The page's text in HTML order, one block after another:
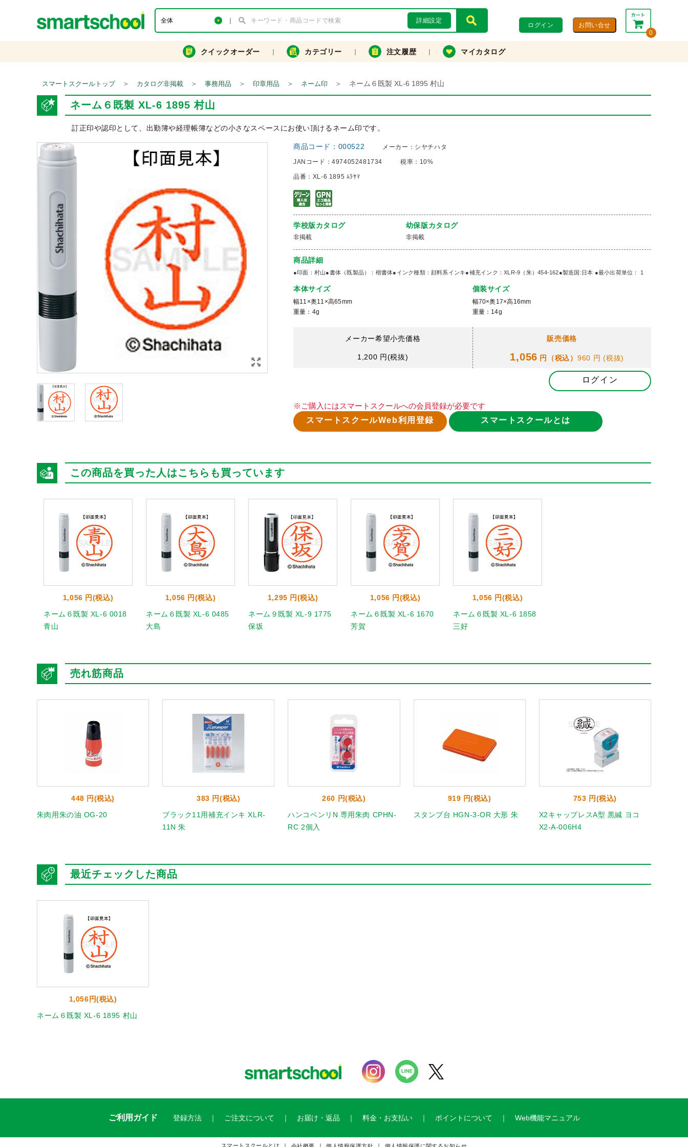
詳細設定
ログイン
0
合計： 0円
カートを見る・注文する
クイックオーダー カテゴリー 注文履歴 マイカタログ
スマートスクールトップ ＞ カタログ非掲載 ＞ 事務用品 ＞ 印章用品 ＞ ネーム印 ＞ ネーム６既製 XL-6 1895 村山
ネーム６既製 XL-6 1895 村山
訂正印や認印として、出勤簿や経理帳簿などの小さなスペースにお使い頂けるネーム印です。
商品コード： 000522 メーカー： シヤチハタ
JANコード：4974052481734 税率： 10%
品番： XL-6 1895 ﾑﾗﾔﾏ
学校版カタログ
非掲載
幼保版カタログ
非掲載
商品詳細
●印面：村山●書体（既製品）：楷書体●インク種類：顔料系インキ●補充インク：XLR-9（朱）454-162●製造国:日本 ●最小出荷単位： 1
本体サイズ
幅11×奥11×高65mm
重量：4g
個装サイズ
幅70×奥17×高16mm
重量：14g
メーカー希望小売価格
1,200 円(税抜)
販売価格
1,056 円（税込） 960 円(税抜)
ログイン
※ご購入にはスマートスクールへの会員登録が必要です
スマートスクールWeb利用登録
スマートスクールとは
この商品を買った人はこちらも買っています
1,056 円(税込)
ネーム６既製 XL-6 0018
青山
1,056 円(税込)
ネーム６既製 XL-6 0485
大島
1,295 円(税込)
ネーム９既製 XL-9 1775
保坂
1,056 円(税込)
ネーム６既製 XL-6 1670
芳賀
1,056 円(税込)
ネーム６既製 XL-6 1858
三好
売れ筋商品
448 円(税込)
朱肉用朱の油 OG-20
383 円(税込)
ブラック11用補充インキ XLR-
11N 朱
260 円(税込)
ハンコベンリN 専用朱肉 CPHN-
RC 2個入
919 円(税込)
スタンプ台 HGN-3-OR 大形 朱
753 円(税込)
X2キャップレスA型 黒緘 ヨコ
X2-A-006H4
最近チェックした商品
1,056円(税込)
ネーム６既製 XL-6 1895 村山
ご利用ガイド 登録方法 ご注文について お届け・返品 料金・お支払い ポイントについて Web機能マニュアル
スマートスクールとは